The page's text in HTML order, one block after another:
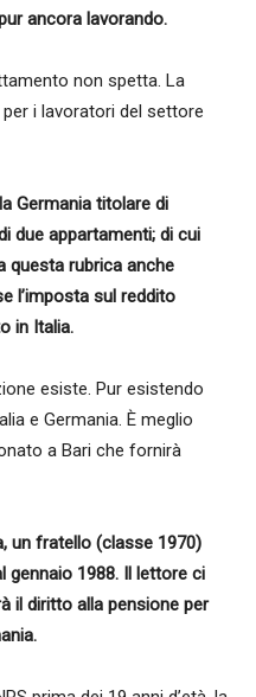
ancora lavorando.
non spetta. La
i lavoratori del settore
Germania titolare di
due appartamenti; di cui
questa rubrica anche
l’imposta sul reddito
in Italia.
esiste. Pur esistendo
e Germania. È meglio
a Bari che fornirà
un fratello (classe 1970)
gennaio 1988. Il lettore ci
il diritto alla pensione per